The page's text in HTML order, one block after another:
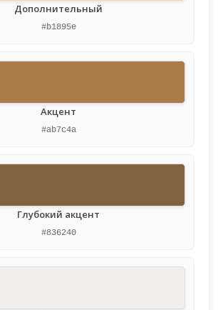
Дополнительный
#b1895e
Акцент
#ab7c4a
Глубокий акцент
#836240